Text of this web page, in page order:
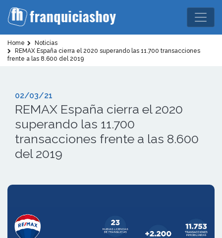
Home
Noticias
REMAX España cierra el 2020 superando las 11.700 transacciones
frente a las 8.600 del 2019
02/03/21
REMAX España cierra el 2020
superando las 11.700
transacciones frente a las 8.600
del 2019